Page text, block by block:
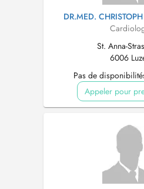
DR.MED.
St. Anna-
6006
Pas de
Appeler pour